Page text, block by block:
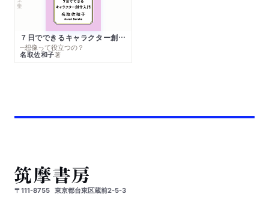
７日でできるキャラクター創作入門
─想像って役立つの？
名取佐和子著
〒111-8755 東京都台東区蔵前2-5-3